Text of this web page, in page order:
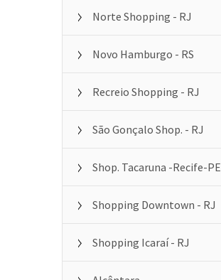
Norte Shopping - RJ
Novo Hamburgo - RS
Recreio Shopping - RJ
São Gonçalo Shop. - RJ
Shop. Tacaruna -Recife-PE
Shopping Downtown - RJ
Shopping Icaraí - RJ